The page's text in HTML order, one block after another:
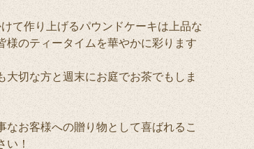
て作り上げるパウンドケーキは上品な
のティータイムを華やかに彩ります
切な方と週末にお庭でお茶でもしま
お客様への贈り物として喜ばれるこ
い！